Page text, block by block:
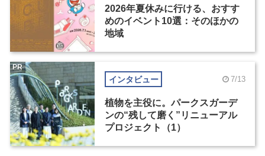
2026年夏休みに行ける、おすす
めのイベント10選：そのほかの
地域
インタビュー 7/13
植物を主役に。パークスガーデ
ンの“残して磨く”リニューアル
プロジェクト（1）
PR